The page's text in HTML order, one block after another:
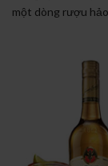
một dòng rượu